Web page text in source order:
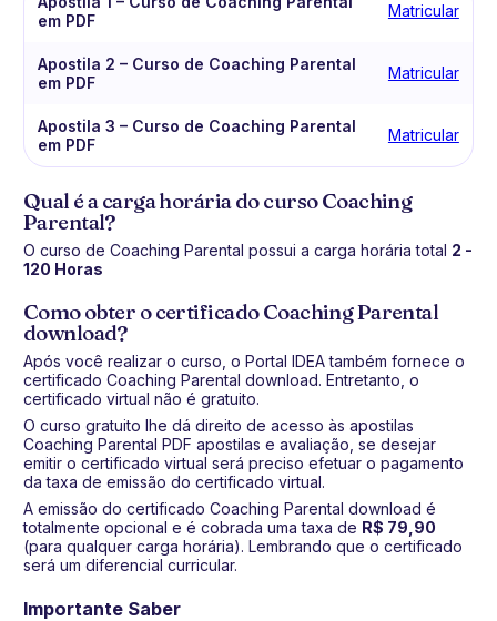
em PDF
Matricular
Apostila 2 – Curso de Coaching Parental
em PDF
Matricular
Apostila 3 – Curso de Coaching Parental
em PDF
Matricular
Qual é a carga horária do curso Coaching
Parental?
O curso de Coaching Parental possui a carga horária total 2 -
120 Horas
Como obter o certificado Coaching Parental
download?
Após você realizar o curso, o Portal IDEA também fornece o
certificado Coaching Parental download. Entretanto, o
certificado virtual não é gratuito.
O curso gratuito lhe dá direito de acesso às apostilas
Coaching Parental PDF apostilas e avaliação, se desejar
emitir o certificado virtual será preciso efetuar o pagamento
da taxa de emissão do certificado virtual.
A emissão do certificado Coaching Parental download é
totalmente opcional e é cobrada uma taxa de R$ 79,90
(para qualquer carga horária). Lembrando que o certificado
será um diferencial curricular.
Importante Saber